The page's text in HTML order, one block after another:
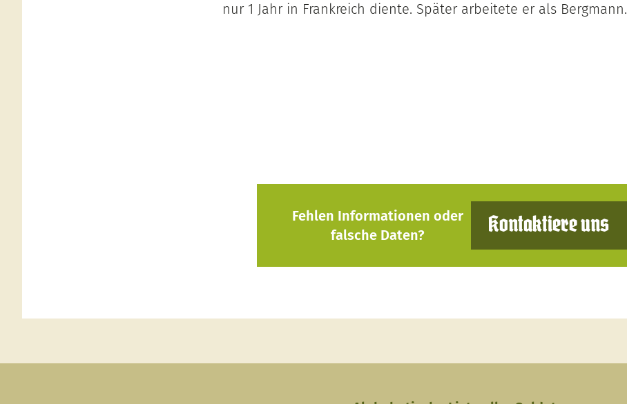
nur 1 Jahr in Frankreich diente. Später arbeitete er als Bergmann.
Fehlen Informationen oder
falsche Daten?
Kontaktiere uns